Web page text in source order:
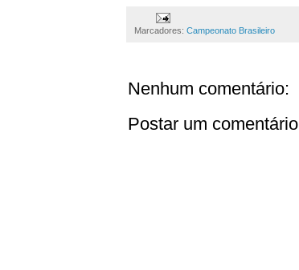
Marcadores: Campeonato Brasileiro
Nenhum comentário:
Postar um comentário